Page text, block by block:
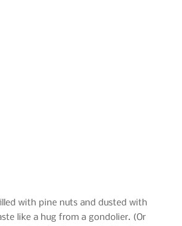
with pine nuts and dusted with
like a hug from a gondolier. (Or